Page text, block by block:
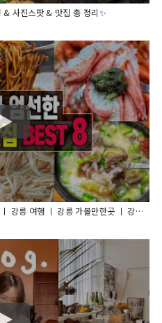
사진스팟 & 맛집 총 정리✨
꼭꼭 숨어있는 강릉 맛집 추천 BEST 8 ㅣ 강릉 여행 ㅣ 강릉 가볼만한곳 ㅣ 강릉 1박2일 코스 ㅣ 강원도 여행